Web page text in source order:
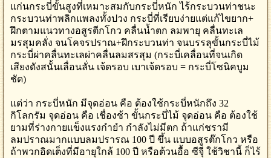
แก่นกระบี่ขั้นสูงที่เหมาะสมกับกระบี่หนัก ไร้กระบวนท่าชนะ
กระบวนท่าพลิกแพลงทั้งปวง กระบี่ที่เรียบง่ายแต่แก้ไขยาก+
ฝึกตามแนวทางอสูรตีกโกว คลื่นน้ำตก ลมพายุ คลื่นทะเล
มรสุมคลั่ง จนโคจรปราณ+ฝึกระบวนท่า จนบรรลุขั้นกระบี่ไม้
กระบี่ผ่าคลื่นทะเลผ่าคลื่นลมสรสุม (กระบี่เคลื่อนที่จนเกิด
เสียงดังสนั้นเลื่อนลั่น เจ้ดรอบ เบาเจ้ดรอบ = กระบี่โซนิคบูม
ชัด)
แต่ว่า กระบี่หนัก มีจุดอ่อน คือ ต้องใช้กระบี่หนักถึง 32
กิโลกรัม จุดอ่อน คือ เชื่องช้า ขั้นกระบี่ไม้ จุดอ่อน คือ ต้องใช้
ยามที่ร่างกายแข็งแรงกำยำ กำลังไม่มีตก ถ้าแก่ชรามี
ลมปราณมากแบบลมปรารณ 100 ปี ขึ้น แบบอสูรต๊กโกว หรือ
ถ้าพวกอิดเต็งที่มีอายุใกล้ 100 ปี หรือต้วนอื้อ ซีจุี ใช้วิชานี้ ก็ไร้